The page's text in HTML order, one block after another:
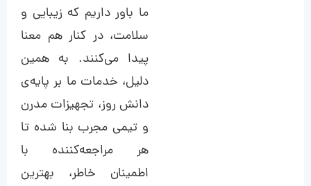
ما باور داریم که زیبایی و
سلامت، در کنار هم معنا
پیدا می‌کنند. به همین
دلیل، خدمات ما بر پایه‌ی
دانش روز، تجهیزات مدرن
و تیمی مجرب بنا شده تا
هر مراجعه‌کننده با
اطمینان خاطر، بهترین